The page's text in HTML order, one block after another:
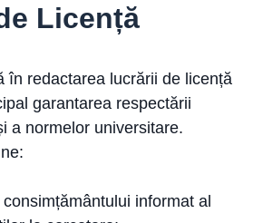
Licență
în redactarea lucrării de licență
garantarea respectării
a normelor universitare.
informat al